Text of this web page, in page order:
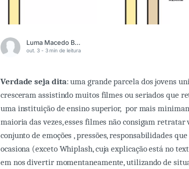
Luma Macedo Buchbinder
out. 3 - 3 min de leitura
Verdade seja dita: uma grande parcela dos jovens
cresceram assistindo muitos filmes ou seriados que
uma instituição de ensino superior, por mais
maioria das vezes, esses filmes não consigam
conjunto de emoções , pressões, responsabilidades
ocasiona (exceto Whiplash, cuja explicação está no
em nos divertir momentaneamente, utilizando de